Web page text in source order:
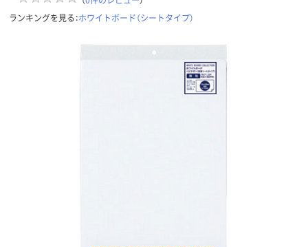
ランキングを見る：ホワイトボード（シートタイプ）